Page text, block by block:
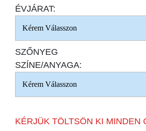
ÉVJÁRAT:
SZŐNYEG
SZÍNE/ANYAGA:
KÉRJÜK TÖLTSÖN KI MINDEN